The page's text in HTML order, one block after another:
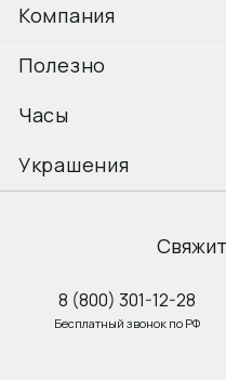
Компания
Полезно
Часы
Украшения
8 (800) 301-12-28
Бесплатный звонок по РФ